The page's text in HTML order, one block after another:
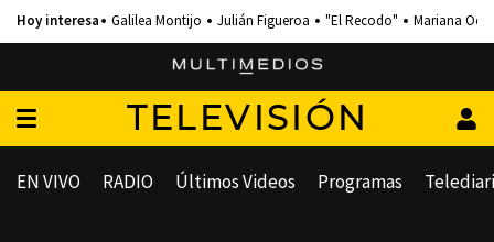
Galilea Montijo Julián Figueroa "El Recodo" Mariana
TELEVISIÓN
EN VIVO RADIO Últimos Videos Programas